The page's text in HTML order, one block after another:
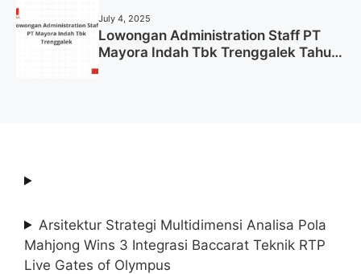
July 4, 2025
Lowongan Administration Staff PT
Mayora Indah Tbk Trenggalek Tahun
Arsitektur Strategi Multidimensi Analisa Pola
Mahjong Wins 3 Integrasi Baccarat Teknik RTP
Live Gates of Olympus